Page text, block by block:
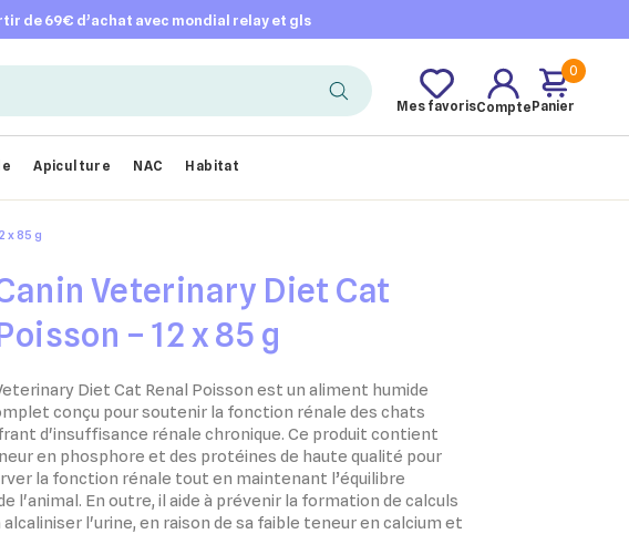
de 69€ d’achat avec mondial relay et gls
Mes favorisCompte
0
Panier
Apiculture NAC Habitat
x 85 g
Veterinary Diet Cat
– 12 x 85 g
Diet Cat Renal Poisson est un aliment humide
conçu pour soutenir la fonction rénale des chats
d'insuffisance rénale chronique. Ce produit contient
en phosphore et des protéines de haute qualité pour
la fonction rénale tout en maintenant l’équilibre
l'animal. En outre, il aide à prévenir la formation de calculs
l'urine, en raison de sa faible teneur en calcium et